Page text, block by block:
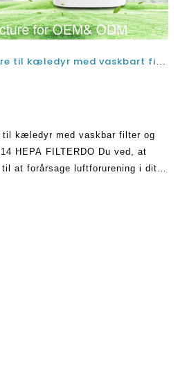
Bedste luftrensere til kæledyr med vaskbart filter og hospitalsklasse H14 HEPA-filter
til kæledyr med vaskbar filter og
HEPA FILTERDO Du ved, at
at forårsage luftforurening i dit
bringe allergener og snavs i